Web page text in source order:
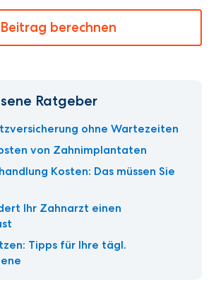
Beitrag berechnen
Ratgeber
ohne Wartezeiten
von Zahnimplantaten
Kosten: Das müssen Sie
Ihr Zahnarzt einen
Tipps für Ihre tägl.